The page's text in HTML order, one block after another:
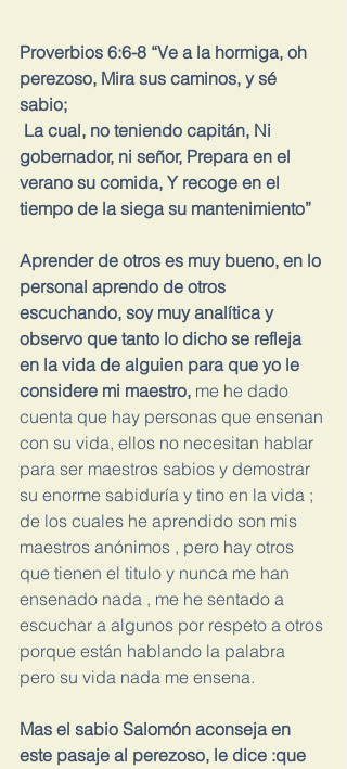
Proverbios 6:6-8 “Ve a la hormiga, oh
perezoso, Mira sus caminos, y sé
sabio;
gobernador, ni señor, Prepara en el
verano su comida, Y recoge en el
tiempo de la siega su mantenimiento”
Aprender de otros es muy bueno, en lo
personal aprendo de otros
escuchando, soy muy analítica y
observo que tanto lo dicho se refleja
en la vida de alguien para que yo le
considere mi maestro, me he dado
cuenta que hay personas que ensenan
con su vida, ellos no necesitan hablar
para ser maestros sabios y demostrar
su enorme sabiduría y tino en la vida ;
de los cuales he aprendido son mis
maestros anónimos , pero hay otros
que tienen el titulo y nunca me han
ensenado nada , me he sentado a
escuchar a algunos por respeto a otros
porque están hablando la palabra
pero su vida nada me ensena.
Mas el sabio Salomón aconseja en
este pasaje al perezoso, le dice :que